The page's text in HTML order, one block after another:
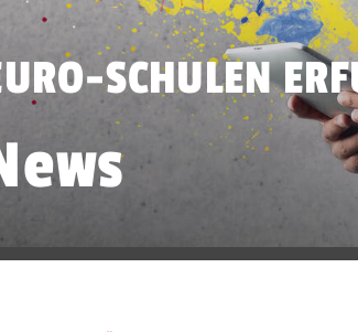
SCHULEN